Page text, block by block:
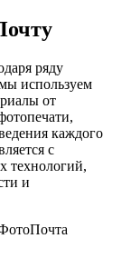
ряду
используем
от
каждого
с
технологий,
и